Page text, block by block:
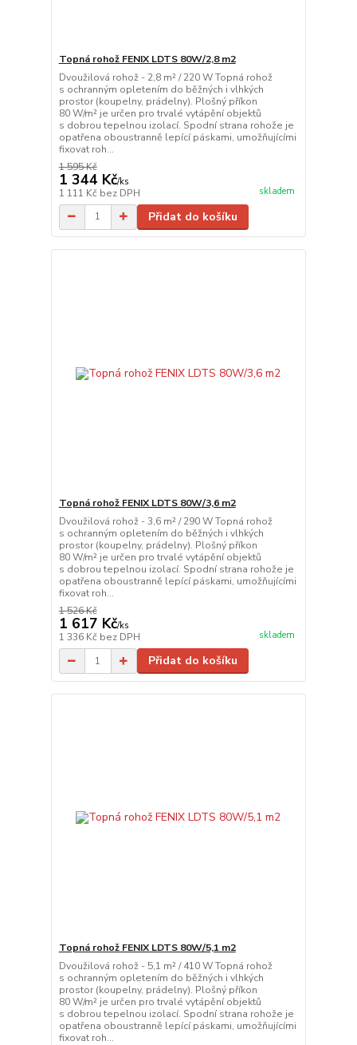
Topná rohož FENIX LDTS 80W/2,8 m2
Dvoužilová rohož - 2,8 m² / 220 W Topná rohož
s ochranným opletením do běžných i vlhkých
prostor (koupelny, prádelny). Plošný příkon
80 W/m² je určen pro trvalé vytápění objektů
s dobrou tepelnou izolací. Spodní strana rohože je
opatřena oboustranně lepící páskami, umožňujícími
fixovat roh...
1 595 Kč
1 344 Kč/ks
1 111 Kč bez DPH skladem
Přidat do košíku
Topná rohož FENIX LDTS 80W/3,6 m2
Dvoužilová rohož - 3,6 m² / 290 W Topná rohož
s ochranným opletením do běžných i vlhkých
prostor (koupelny, prádelny). Plošný příkon
80 W/m² je určen pro trvalé vytápění objektů
s dobrou tepelnou izolací. Spodní strana rohože je
opatřena oboustranně lepící páskami, umožňujícími
fixovat roh...
1 526 Kč
1 617 Kč/ks
1 336 Kč bez DPH skladem
Přidat do košíku
Topná rohož FENIX LDTS 80W/5,1 m2
Dvoužilová rohož - 5,1 m² / 410 W Topná rohož
s ochranným opletením do běžných i vlhkých
prostor (koupelny, prádelny). Plošný příkon
80 W/m² je určen pro trvalé vytápění objektů
s dobrou tepelnou izolací. Spodní strana rohože je
opatřena oboustranně lepící páskami, umožňujícími
fixovat roh...